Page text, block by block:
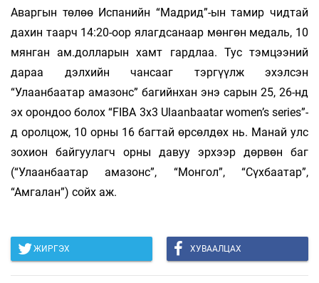
Аваргын төлөө Испанийн “Мадрид”-ын тамир­ чидтай
дахин таарч 14:20-оор ялагдсанаар мөнгөн медаль, 10
мянган ам.долларын хамт гардлаа. Тус тэмцээний
дараа дэлхийн чансааг тэргүүлж эхэлсэн
“Улаанбаатар амазонс” багийнхан энэ сарын 25, 26-нд
эх орондоо болох “FIBA 3x3 Ulaanbaatar women’s series”-
д оролцож, 10 орны 16 багтай өрсөлдөх нь. Манай улс
зохион байгуулагч орны давуу эрхээр дөрвөн баг
(“Улаанбаатар амазонс”, “Монгол”, “Сүхбаатар”,
“Амгалан”) сойх аж.
ЖИРГЭХ ХУВААЛЦАХ